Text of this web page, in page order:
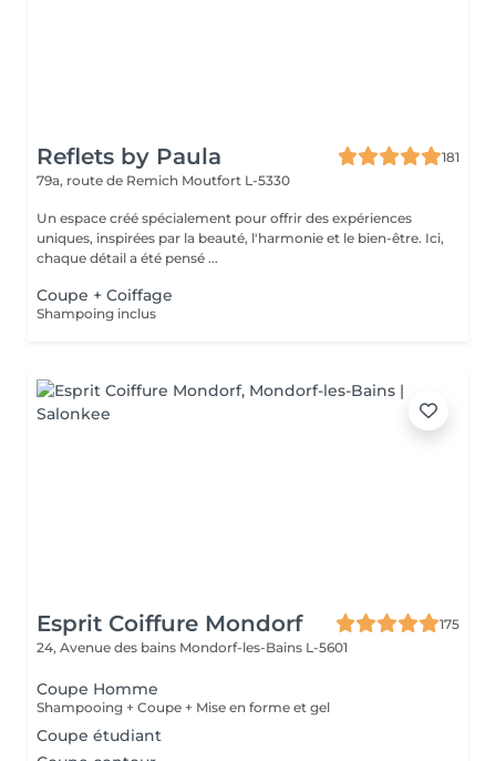
Reflets by Paula
181
79a, route de Remich Moutfort L-5330
Un espace créé spécialement pour offrir des expériences
uniques, inspirées par la beauté, l'harmonie et le bien-être. Ici,
chaque détail a été pensé ...
Coupe + Coiffage
Shampoing inclus
Esprit Coiffure Mondorf
175
24, Avenue des bains Mondorf-les-Bains L-5601
Coupe Homme
Shampooing + Coupe + Mise en forme et gel
Coupe étudiant